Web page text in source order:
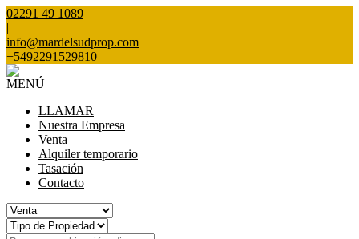
02291 49 1089
|
info@mardelsudprop.com
+5492291529810
MENÚ
LLAMAR
Nuestra Empresa
Venta
Alquiler temporario
Tasación
Contacto